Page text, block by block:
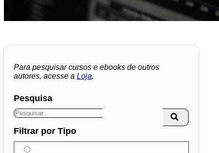
Para pesquisar cursos e ebooks de outros
autores, acesse a Loja.
Pesquisa
Filtrar por Tipo